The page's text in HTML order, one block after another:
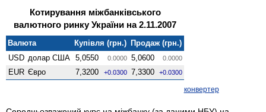
Котирування міжбанківського
валютного ринку України на 2.11.2007
Валюта Купівля (грн.) Продаж (грн.)
USD долар США 5,0550 0.0000 5,0600 0.0000
EUR Євро 7,3200 +0.0300 7,3300 +0.0300
конвертер